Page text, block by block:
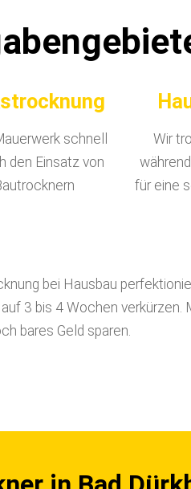
schnell
den Einsatz von
Wir
für eine
bei Hausbau
3 bis 4 Wochen verkürzen.
bares Geld sparen.